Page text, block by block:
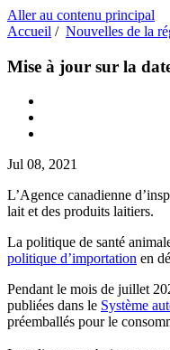
Aller au contenu principal
Accueil / Nouvelles de la
Mise à jour sur la
Jul 08, 2021
L’Agence canadienne
lait et des produits laitiers.
La politique de santé
politique d’importation en
Pendant le mois de juillet
publiées dans le Système
préemballés pour le